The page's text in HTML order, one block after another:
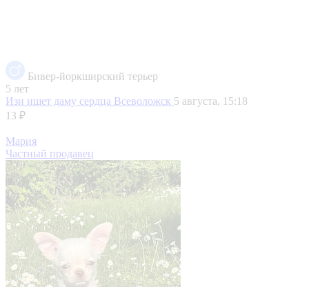
Бивер-йоркширский терьер
5 лет
Изи ищет даму сердца Всеволожск 5 августа, 15:18
13 ₽
Мария
Частный продавец